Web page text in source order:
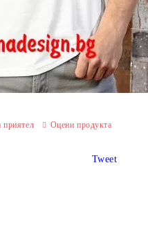
приятел Оцени продукта
Tweet